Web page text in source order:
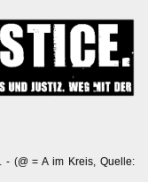
- (@ = A im Kreis, Quelle: